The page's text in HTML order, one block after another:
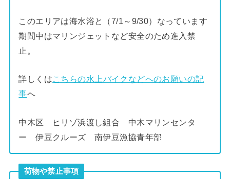
このエリアは海水浴と（7/1～9/30）なっています
期間中はマリンジェットなど安全のため進入禁
止。
詳しくはこちらの水上バイクなどへのお願いの記
事へ
中木区 ヒリゾ浜渡し組合 中木マリンセンタ
ー 伊豆クルーズ 南伊豆漁協青年部
荷物や禁止事項